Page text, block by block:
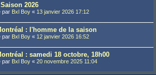
2026
par Bxl Boy « 13 janvier 2026 17:12
: l'homme de la saison
par Bxl Boy « 12 janvier 2026 16:52
: samedi 18 octobre, 18h00
par Bxl Boy « 20 novembre 2025 11:04